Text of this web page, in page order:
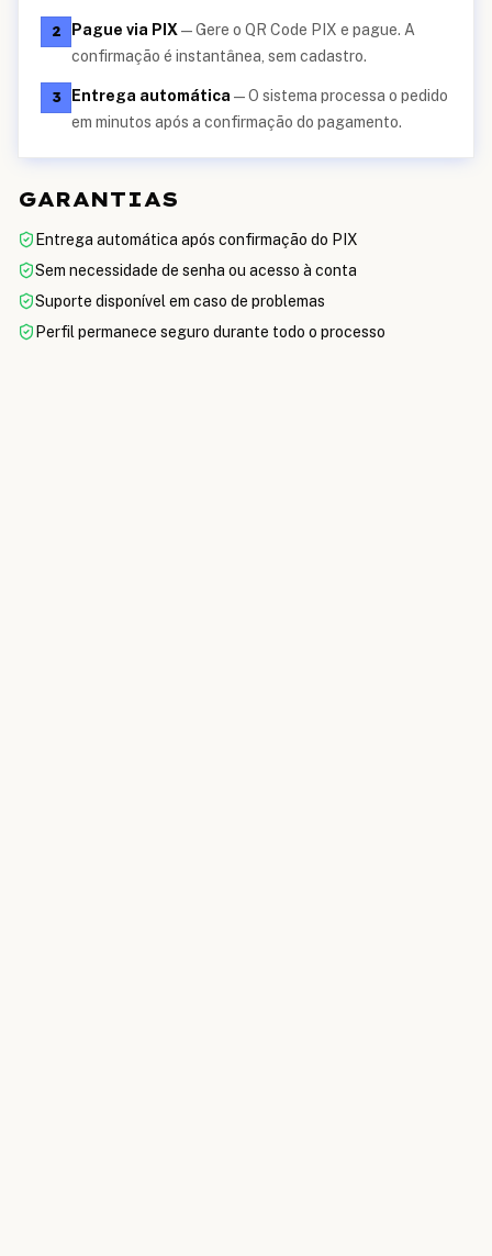
2 Pague via PIX —Gere o QR Code PIX e pague. A
confirmação é instantânea, sem cadastro.
3 Entrega automática —O sistema processa o pedido
em minutos após a confirmação do pagamento.
GARANTIAS
Entrega automática após confirmação do PIX
Sem necessidade de senha ou acesso à conta
Suporte disponível em caso de problemas
Perfil permanece seguro durante todo o processo